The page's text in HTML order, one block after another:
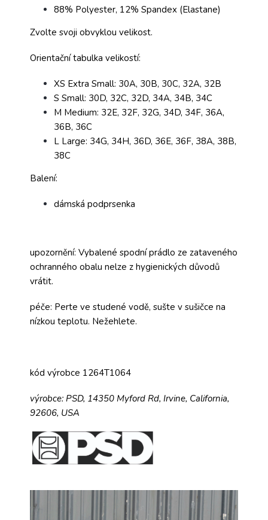
88% Polyester, 12% Spandex (Elastane)
Zvolte svoji obvyklou velikost.
Orientační tabulka velikostí:
XS Extra Small: 30A, 30B, 30C, 32A, 32B
S Small: 30D, 32C, 32D, 34A, 34B, 34C
M Medium: 32E, 32F, 32G, 34D, 34F, 36A,
36B, 36C
L Large: 34G, 34H, 36D, 36E, 36F, 38A, 38B,
38C
Balení:
dámská podprsenka
upozornění: Vybalené spodní prádlo ze zataveného
ochranného obalu nelze z hygienických důvodů
vrátit.
péče: Perte ve studené vodě, sušte v sušičce na
nízkou teplotu. Nežehlete.
kód výrobce 1264T1064
výrobce: PSD, 14350 Myford Rd, Irvine, California,
92606, USA